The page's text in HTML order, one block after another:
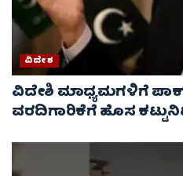
ವಿದೇಶ
ವಿದೇಶಿ ಮಾಧ್ಯಮಗಳಿಗೆ
ವರದಿಗಾರಿಕೆಗೆ ಹೊಸ